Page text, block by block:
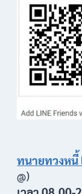
ทนายทวงหนี้
@)